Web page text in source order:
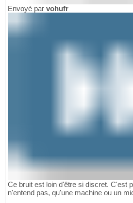
Envoyé par vohufr
Ce bruit est loin d'être si discret. C'est
n'entend pas, qu'une machine ou un